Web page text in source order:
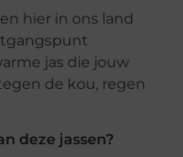
hier in ons land
jas die jouw
de kou, regen
deze jassen?